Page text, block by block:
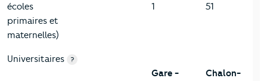
écoles
primaires et
maternelles)
1
51
Universitaires ?
Gare -
Chalon-